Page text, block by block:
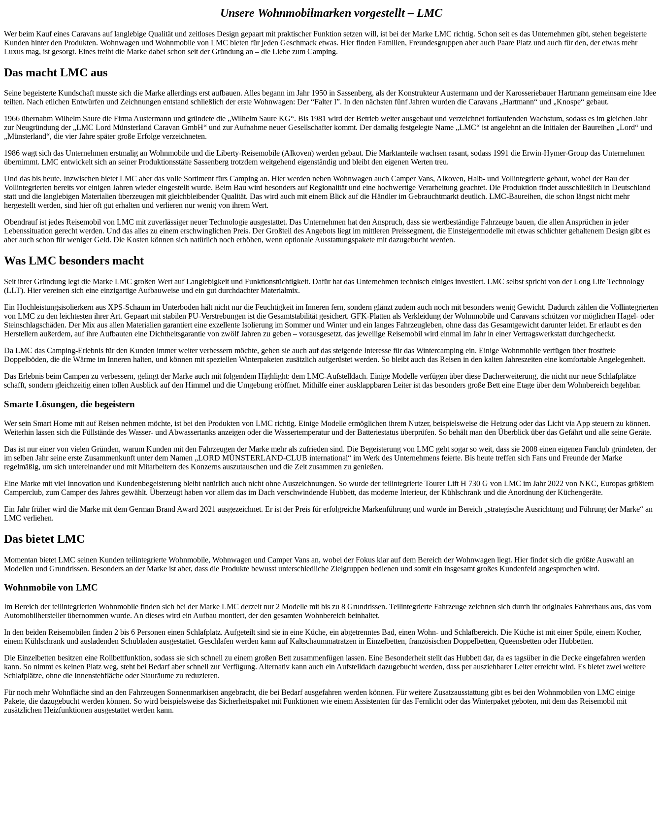
Unsere Wohnmobilmarken vorgestellt – LMC
Wer beim Kauf eines Caravans auf langlebige Qualität und zeitloses Design gepaart mit praktischer Funktion setzen will, ist bei der Marke LMC richtig. Schon seit es das Unternehmen gibt, stehen begeisterte
Kunden hinter den Produkten. Wohnwagen und Wohnmobile von LMC bieten für jeden Geschmack etwas. Hier finden Familien, Freundesgruppen aber auch Paare Platz und auch für den, der etwas mehr
Luxus mag, ist gesorgt. Eines treibt die Marke dabei schon seit der Gründung an – die Liebe zum Camping.
Das macht LMC aus
Seine begeisterte Kundschaft musste sich die Marke allerdings erst aufbauen. Alles begann im Jahr 1950 in Sassenberg, als der Konstrukteur Austermann und der Karosseriebauer Hartmann gemeinsam eine Idee
teilten. Nach etlichen Entwürfen und Zeichnungen entstand schließlich der erste Wohnwagen: Der “Falter I”. In den nächsten fünf Jahren wurden die Caravans „Hartmann“ und „Knospe“ gebaut.
1966 übernahm Wilhelm Saure die Firma Austermann und gründete die „Wilhelm Saure KG“. Bis 1981 wird der Betrieb weiter ausgebaut und verzeichnet fortlaufenden Wachstum, sodass es im gleichen Jahr
zur Neugründung der „LMC Lord Münsterland Caravan GmbH“ und zur Aufnahme neuer Gesellschafter kommt. Der damalig festgelegte Name „LMC“ ist angelehnt an die Initialen der Baureihen „Lord“ und
„Münsterland“, die vier Jahre später große Erfolge verzeichneten.
1986 wagt sich das Unternehmen erstmalig an Wohnmobile und die Liberty-Reisemobile (Alkoven) werden gebaut. Die Marktanteile wachsen rasant, sodass 1991 die Erwin-Hymer-Group das Unternehmen
übernimmt. LMC entwickelt sich an seiner Produktionsstätte Sassenberg trotzdem weitgehend eigenständig und bleibt den eigenen Werten treu.
Und das bis heute. Inzwischen bietet LMC aber das volle Sortiment fürs Camping an. Hier werden neben Wohnwagen auch Camper Vans, Alkoven, Halb- und Vollintegrierte gebaut, wobei der Bau der
Vollintegrierten bereits vor einigen Jahren wieder eingestellt wurde. Beim Bau wird besonders auf Regionalität und eine hochwertige Verarbeitung geachtet. Die Produktion findet ausschließlich in Deutschland
statt und die langlebigen Materialien überzeugen mit gleichbleibender Qualität. Das wird auch mit einem Blick auf die Händler im Gebrauchtmarkt deutlich. LMC-Baureihen, die schon längst nicht mehr
hergestellt werden, sind hier oft gut erhalten und verlieren nur wenig von ihrem Wert.
Obendrauf ist jedes Reisemobil von LMC mit zuverlässiger neuer Technologie ausgestattet. Das Unternehmen hat den Anspruch, dass sie wertbeständige Fahrzeuge bauen, die allen Ansprüchen in jeder
Lebenssituation gerecht werden. Und das alles zu einem erschwinglichen Preis. Der Großteil des Angebots liegt im mittleren Preissegment, die Einsteigermodelle mit etwas schlichter gehaltenem Design gibt es
aber auch schon für weniger Geld. Die Kosten können sich natürlich noch erhöhen, wenn optionale Ausstattungspakete mit dazugebucht werden.
Was LMC besonders macht
Seit ihrer Gründung legt die Marke LMC großen Wert auf Langlebigkeit und Funktionstüchtigkeit. Dafür hat das Unternehmen technisch einiges investiert. LMC selbst spricht von der Long Life Technology
(LLT). Hier vereinen sich eine einzigartige Aufbauweise und ein gut durchdachter Materialmix.
Ein Hochleistungsisolierkern aus XPS-Schaum im Unterboden hält nicht nur die Feuchtigkeit im Inneren fern, sondern glänzt zudem auch noch mit besonders wenig Gewicht. Dadurch zählen die Vollintegrierten
von LMC zu den leichtesten ihrer Art. Gepaart mit stabilen PU-Verstrebungen ist die Gesamtstabilität gesichert. GFK-Platten als Verkleidung der Wohnmobile und Caravans schützen vor möglichen Hagel- oder
Steinschlagschäden. Der Mix aus allen Materialien garantiert eine exzellente Isolierung im Sommer und Winter und ein langes Fahrzeugleben, ohne dass das Gesamtgewicht darunter leidet. Er erlaubt es den
Herstellern außerdem, auf ihre Aufbauten eine Dichtheitsgarantie von zwölf Jahren zu geben – vorausgesetzt, das jeweilige Reisemobil wird einmal im Jahr in einer Vertragswerkstatt durchgecheckt.
Da LMC das Camping-Erlebnis für den Kunden immer weiter verbessern möchte, gehen sie auch auf das steigende Interesse für das Wintercamping ein. Einige Wohnmobile verfügen über frostfreie
Doppelböden, die die Wärme im Inneren halten, und können mit speziellen Winterpaketen zusätzlich aufgerüstet werden. So bleibt auch das Reisen in den kalten Jahreszeiten eine komfortable Angelegenheit.
Das Erlebnis beim Campen zu verbessern, gelingt der Marke auch mit folgendem Highlight: dem LMC-Aufstelldach. Einige Modelle verfügen über diese Dacherweiterung, die nicht nur neue Schlafplätze
schafft, sondern gleichzeitig einen tollen Ausblick auf den Himmel und die Umgebung eröffnet. Mithilfe einer ausklappbaren Leiter ist das besonders große Bett eine Etage über dem Wohnbereich begehbar.
Smarte Lösungen, die begeistern
Wer sein Smart Home mit auf Reisen nehmen möchte, ist bei den Produkten von LMC richtig. Einige Modelle ermöglichen ihrem Nutzer, beispielsweise die Heizung oder das Licht via App steuern zu können.
Weiterhin lassen sich die Füllstände des Wasser- und Abwassertanks anzeigen oder die Wassertemperatur und der Batteriestatus überprüfen. So behält man den Überblick über das Gefährt und alle seine Geräte.
Das ist nur einer von vielen Gründen, warum Kunden mit den Fahrzeugen der Marke mehr als zufrieden sind. Die Begeisterung von LMC geht sogar so weit, dass sie 2008 einen eigenen Fanclub gründeten, der
im selben Jahr seine erste Zusammenkunft unter dem Namen „LORD MÜNSTERLAND-CLUB international“ im Werk des Unternehmens feierte. Bis heute treffen sich Fans und Freunde der Marke
regelmäßig, um sich untereinander und mit Mitarbeitern des Konzerns auszutauschen und die Zeit zusammen zu genießen.
Eine Marke mit viel Innovation und Kundenbegeisterung bleibt natürlich auch nicht ohne Auszeichnungen. So wurde der teilintegrierte Tourer Lift H 730 G von LMC im Jahr 2022 von NKC, Europas größtem
Camperclub, zum Camper des Jahres gewählt. Überzeugt haben vor allem das im Dach verschwindende Hubbett, das moderne Interieur, der Kühlschrank und die Anordnung der Küchengeräte.
Ein Jahr früher wird die Marke mit dem German Brand Award 2021 ausgezeichnet. Er ist der Preis für erfolgreiche Markenführung und wurde im Bereich „strategische Ausrichtung und Führung der Marke“ an
LMC verliehen.
Das bietet LMC
Momentan bietet LMC seinen Kunden teilintegrierte Wohnmobile, Wohnwagen und Camper Vans an, wobei der Fokus klar auf dem Bereich der Wohnwagen liegt. Hier findet sich die größte Auswahl an
Modellen und Grundrissen. Besonders an der Marke ist aber, dass die Produkte bewusst unterschiedliche Zielgruppen bedienen und somit ein insgesamt großes Kundenfeld angesprochen wird.
Wohnmobile von LMC
Im Bereich der teilintegrierten Wohnmobile finden sich bei der Marke LMC derzeit nur 2 Modelle mit bis zu 8 Grundrissen. Teilintegrierte Fahrzeuge zeichnen sich durch ihr originales Fahrerhaus aus, das vom
Automobilhersteller übernommen wurde. An dieses wird ein Aufbau montiert, der den gesamten Wohnbereich beinhaltet.
In den beiden Reisemobilen finden 2 bis 6 Personen einen Schlafplatz. Aufgeteilt sind sie in eine Küche, ein abgetrenntes Bad, einen Wohn- und Schlafbereich. Die Küche ist mit einer Spüle, einem Kocher,
einem Kühlschrank und ausladenden Schubladen ausgestattet. Geschlafen werden kann auf Kaltschaummatratzen in Einzelbetten, französischen Doppelbetten, Queensbetten oder Hubbetten.
Die Einzelbetten besitzen eine Rollbettfunktion, sodass sie sich schnell zu einem großen Bett zusammenfügen lassen. Eine Besonderheit stellt das Hubbett dar, da es tagsüber in die Decke eingefahren werden
kann. So nimmt es keinen Platz weg, steht bei Bedarf aber schnell zur Verfügung. Alternativ kann auch ein Aufstelldach dazugebucht werden, dass per ausziehbarer Leiter erreicht wird. Es bietet zwei weitere
Schlafplätze, ohne die Innenstehfläche oder Stauräume zu reduzieren.
Für noch mehr Wohnfläche sind an den Fahrzeugen Sonnenmarkisen angebracht, die bei Bedarf ausgefahren werden können. Für weitere Zusatzausstattung gibt es bei den Wohnmobilen von LMC einige
Pakete, die dazugebucht werden können. So wird beispielsweise das Sicherheitspaket mit Funktionen wie einem Assistenten für das Fernlicht oder das Winterpaket geboten, mit dem das Reisemobil mit
zusätzlichen Heizfunktionen ausgestattet werden kann.